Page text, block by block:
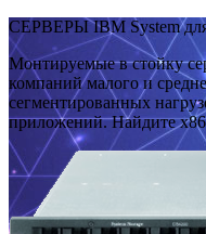
СЕРВЕРЫ IBM System
Монтируемые в стойку
компаний малого и
сегментированных
приложений. Найдите